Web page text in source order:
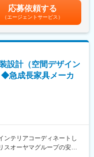
ーバルハードウェア事業は
ンドとしての地位を確立し
ターナショナル事業です。
商業施設を中心とし、その
インプレゼンテーション資
月予定、支給額は会社業
年1回（4月）賃金はあく
て上下する可能性がありま
記です。
応募依頼する
（エージェントサービス）
設計（空間デザイン
◆急成長家具メーカ
ンテリアコーディネートし
オーヤマグループの安定